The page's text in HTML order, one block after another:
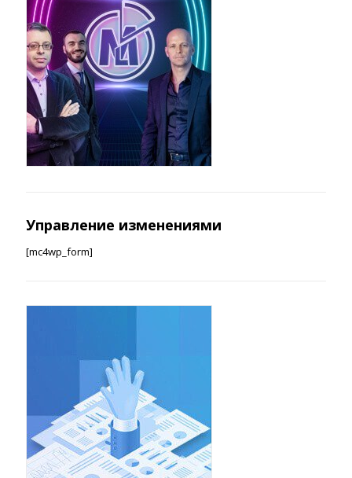
Управление изменениями
[mc4wp_form]